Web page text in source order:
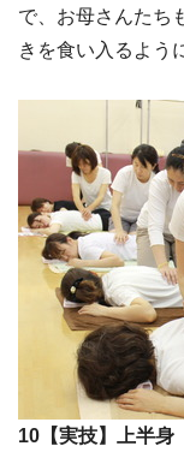
で、お母さんたち
きを食い入るよう
10【実技】上半身